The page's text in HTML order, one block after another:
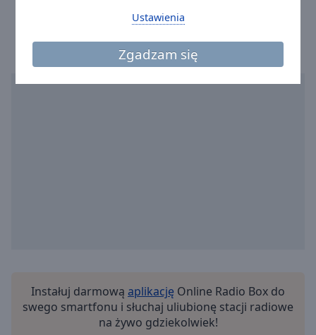
Zgadzam się
Ustawienia
Radio RMF - Top 30 Disco Polo
Radio RMF - Top 30 pl
Radio RMF - Top 30 pop
Radio RMF Fitness Rock
Radio RMF - GameMusic
Instałuj darmową aplikację Online Radio Box do
swego smartfonu i słuchaj uliubionę stacji radiowe
na żywo gdziekolwiek!